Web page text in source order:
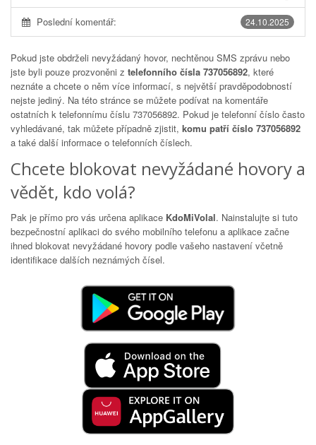
24.10.2025
Poslední komentář:
Pokud jste obdrželi nevyžádaný hovor, nechtěnou SMS zprávu nebo
jste byli pouze prozvoněni z telefonního čísla 737056892, které
neznáte a chcete o něm více informací, s největší pravděpodobností
nejste jediný. Na této stránce se můžete podívat na komentáře
ostatních k telefonnímu číslu 737056892. Pokud je telefonní číslo často
vyhledávané, tak můžete případně zjistit, komu patří číslo 737056892
a také další informace o telefonních číslech.
Chcete blokovat nevyžádané hovory a
vědět, kdo volá?
Pak je přímo pro vás určena aplikace KdoMiVolal. Nainstalujte si tuto
bezpečnostní aplikaci do svého mobilního telefonu a aplikace začne
ihned blokovat nevyžádané hovory podle vašeho nastavení včetně
identifikace dalších neznámých čísel.